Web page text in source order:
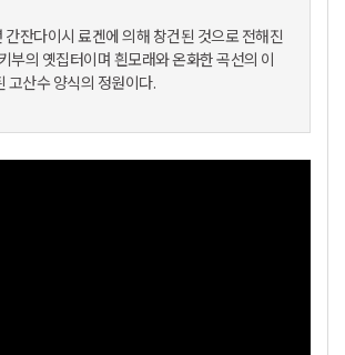
잔다이시 료겐에 의해 창건된 것으로 전해진
부의 옛집터이며 흰모래와 온화한 곡선의 이
고산수 양식의 정원이다.